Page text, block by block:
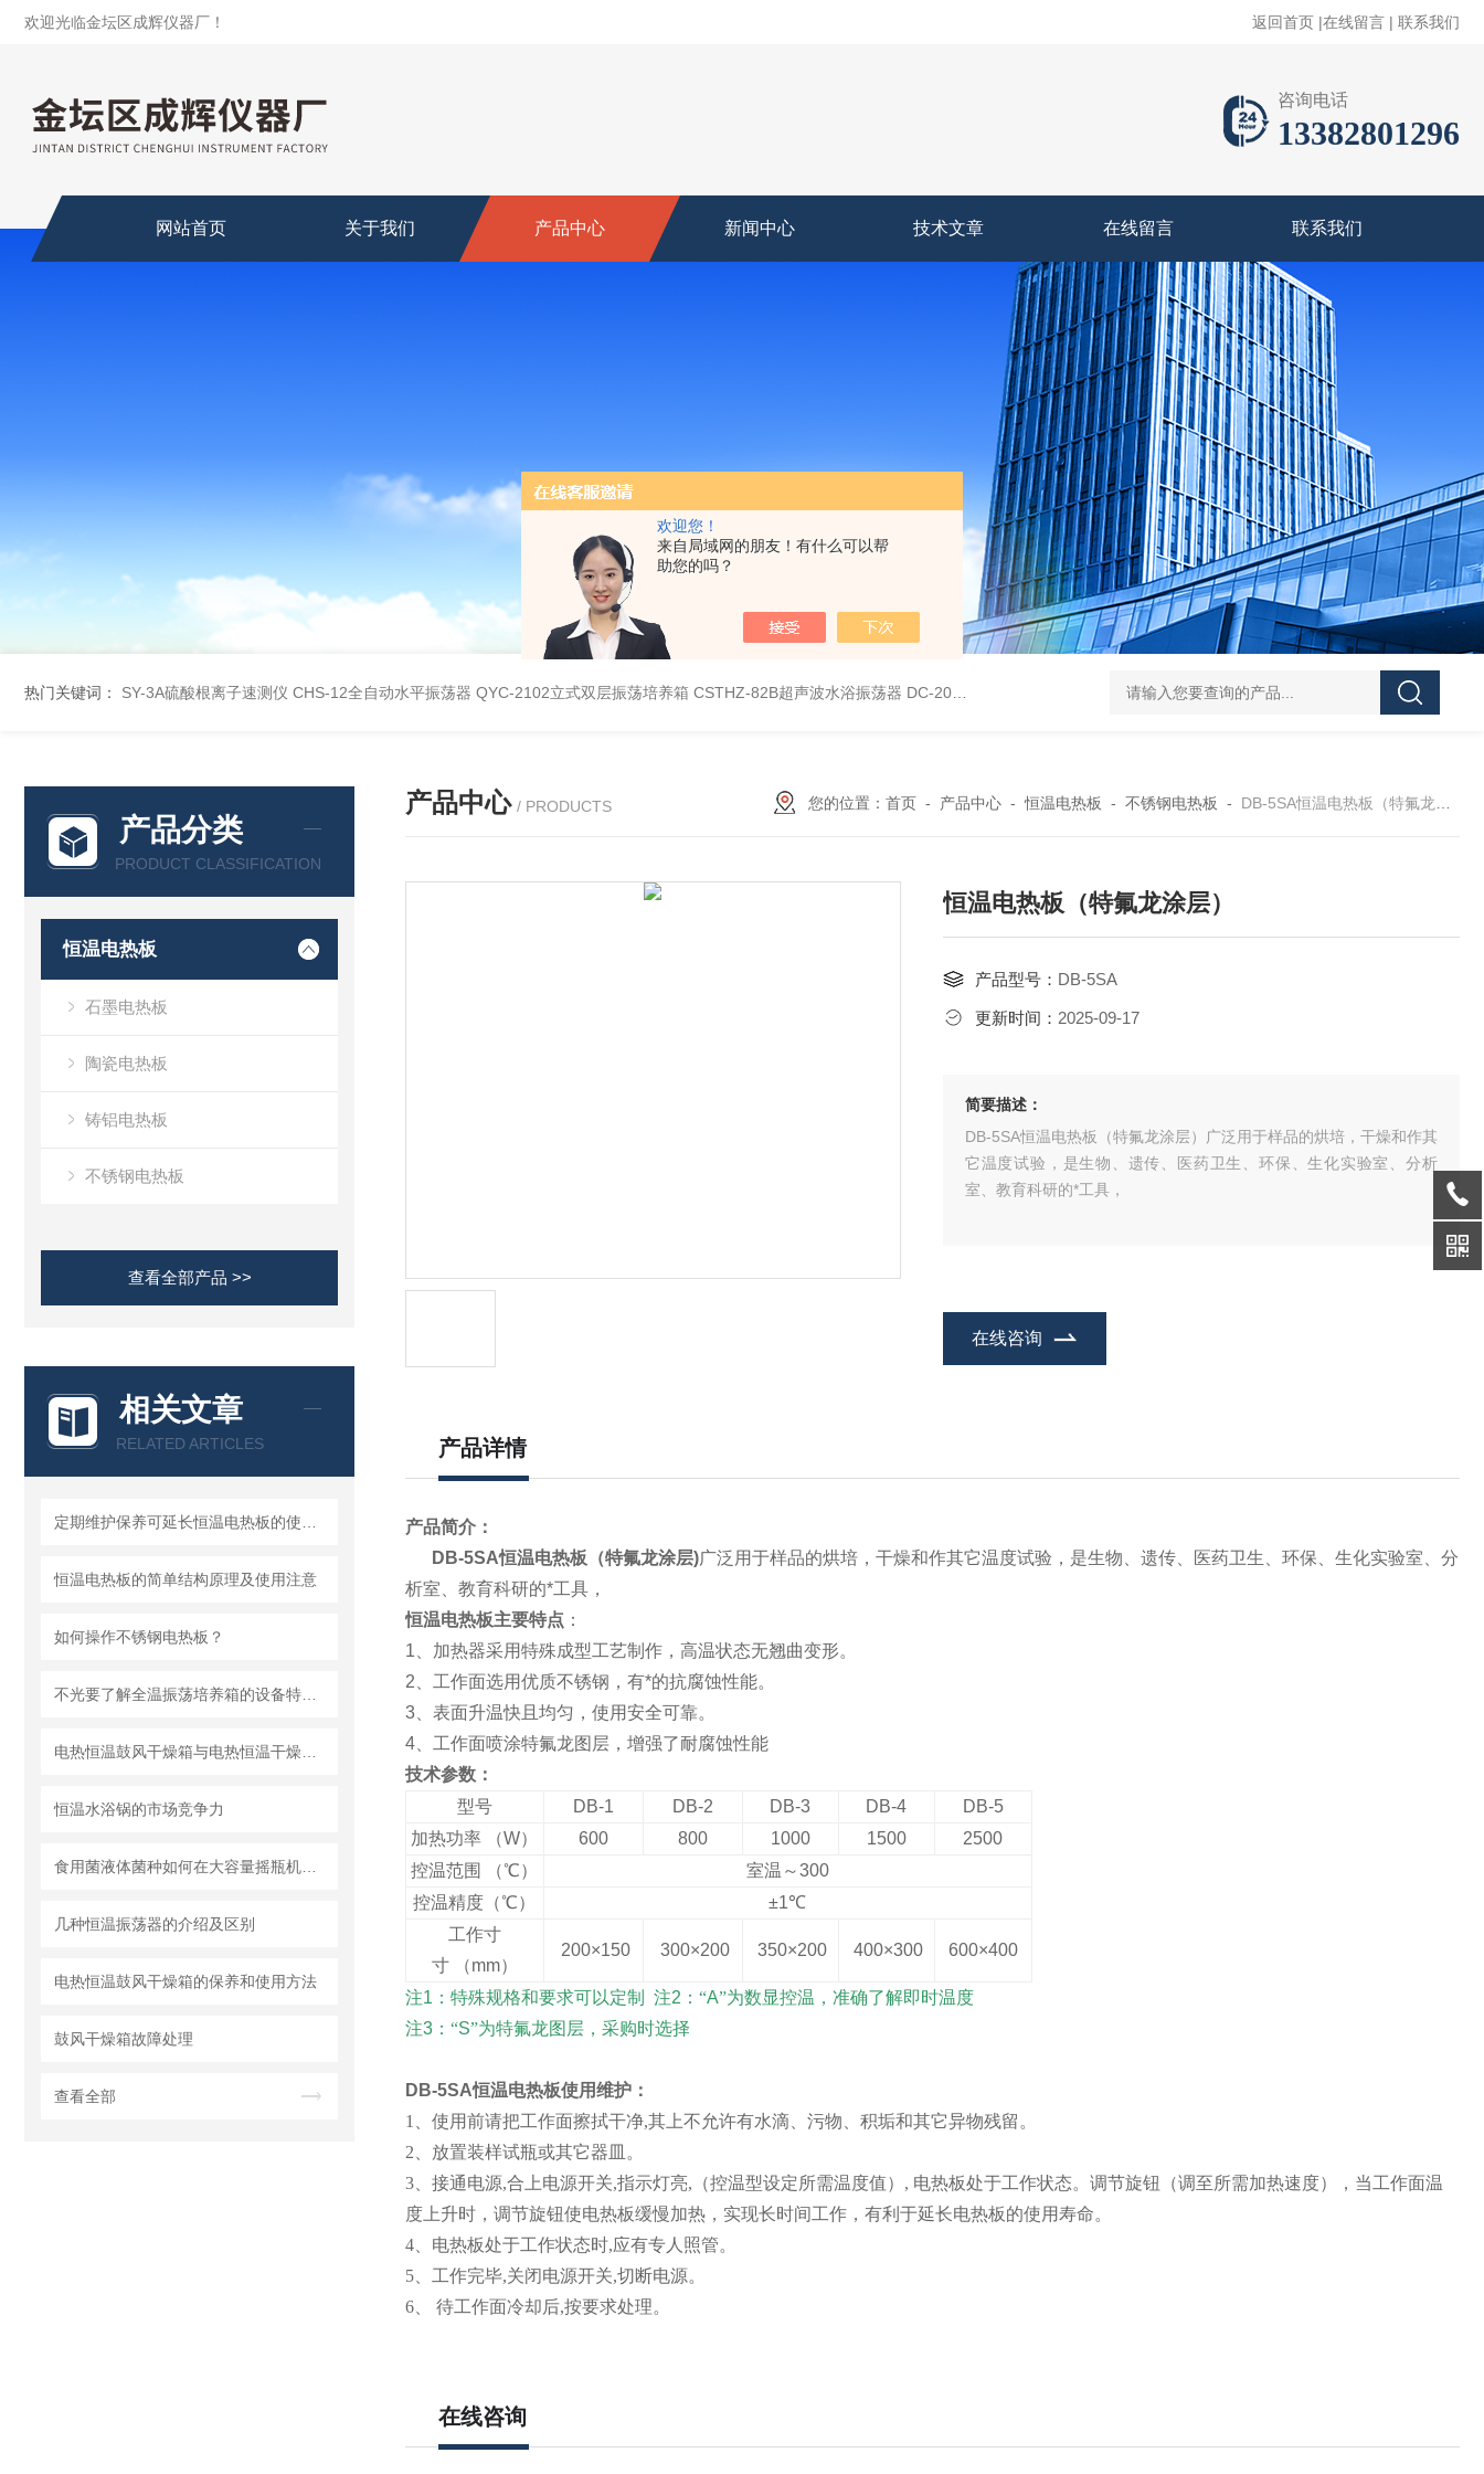
欢迎您！
来自局域网的朋友！有什么可以帮
助您的吗？
欢迎光临金坛区成辉仪器厂！ 返回首页 |在线留言 | 联系我们
咨询电话
13382801296
网站首页 关于我们 产品中心 新闻中心 技术文章 在线留言 联系我们
热门关键词： SY-3A硫酸根离子速测仪 CHS-12全自动水平振荡器 QYC-2102立式双层振荡培养箱 CSTHZ-82B超声波水浴振荡器 DC-20L低温恒温水浴 HY-100L大容量恒温油浴锅 YHJ-20恒温搅拌油浴锅 YHJ-4D
产品分类
PRODUCT CLASSIFICATION
恒温电热板
石墨电热板
陶瓷电热板
铸铝电热板
不锈钢电热板
查看全部产品 >>
相关文章
RELATED ARTICLES
恒温电热板的简单结构原理及使用注意
如何操作不锈钢电热板？
恒温水浴锅的市场竞争力
几种恒温振荡器的介绍及区别
电热恒温鼓风干燥箱的保养和使用方法
鼓风干燥箱故障处理
查看全部
产品中心 / PRODUCTS 您的位置： 首页- 产品中心-恒温电热板 - 不锈钢电热板 - DB-5SA恒温电热板（特氟龙涂层）
恒温电热板（特氟龙涂层）
产品型号： DB-5SA
更新时间： 2025-09-17
简要描述：
DB-5SA恒温电热板（特氟龙涂层）广泛用于样品的烘培，干燥和作其
它温度试验，是生物、遗传、医药卫生、环保、生化实验室、分析
室、教育科研的*工具，
在线咨询
产品详情
产品简介：
DB-5SA恒温电热板（特氟龙涂层)广泛用于样品的烘培，干燥和作其它温度试验，是生物、遗传、医药卫生、环保、生化实验室、分
析室、教育科研的*工具，
恒温电热板主要特点 ：
1、加热器采用特殊成型工艺制作，高温状态无翘曲变形。
2、工作面选用优质不锈钢，有*的抗腐蚀性能。
3、表面升温快且均匀，使用安全可靠。
4、工作面喷涂特氟龙图层，增强了耐腐蚀性能
技术参数：
型号
DB-1 DB-2 DB-3 DB-4
DB-5
加热功率
（W） 600 800 1000 1500
2500
控温范围
（℃） 室温～300
控温精度（℃）
±1℃
工作寸
寸
（mm）
200×150 300×200 350×200 400×300 600×400
注1 ：特殊规格和要求可以定制 注2 ：“A”为数显控温，准确了解即时温度
注3：“S”为特氟龙图层，采购时选择
DB-5SA恒温电热板使用维护：
1
、使用前请把工作面擦拭干净,其上不允许有水滴、污物、积垢和其它异物残留。
2 、放置装样试瓶或其它器皿。
3、接通电源,合上电源开关,指示灯亮,（控温型设定所需温度值）, 电热板处于工作状态。调节旋钮（调至所需加热速度），当工作面温
度上升时，调节旋钮使电热板缓慢加热，实现长时间工作，有利于延长电热板的使用寿命。
4、电热板处于工作状态时,应有专人照管。
5、工作完毕,关闭电源开关,切断电源。
6、 待工作面冷却后,按要求处理。
在线咨询